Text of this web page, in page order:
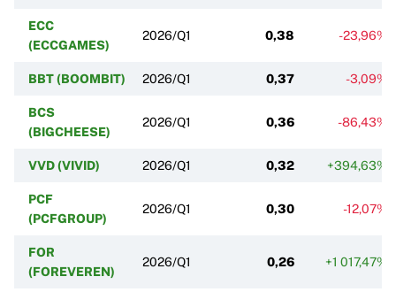
ECC
(ECCGAMES)
2026/Q1 0,38 -23,96%
BBT (BOOMBIT) 2026/Q1 0,37 -3,09%
BCS
(BIGCHEESE)
2026/Q1 0,36 -86,43%
VVD (VIVID) 2026/Q1 0,32 +394,63%
PCF
(PCFGROUP)
2026/Q1 0,30 -12,07%
FOR
(FOREVEREN)
2026/Q1 0,26 +1 017,47%